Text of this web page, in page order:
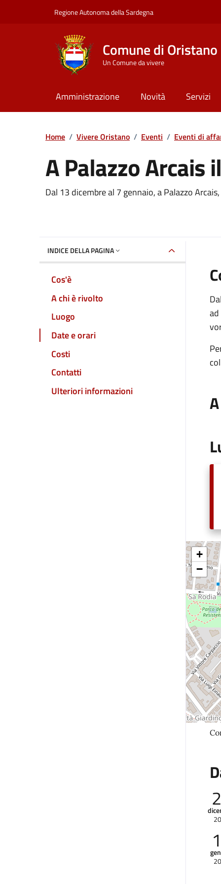
Regione Autonoma della Sardegna
Comune di Oristano
Un Comune da vivere
Amministrazione Novità Servizi
Home / Vivere Oristano / Eventi / Eventi di
A Palazzo Arcais
Dettaglio
Dal 13 dicembre al 7 gennaio, a Palazzo
INDICE DELLA PAGINA
Cos'è
A chi è rivolto
Luogo
Date e orari
Costi
Contatti
Ulteriori informazioni
+
−